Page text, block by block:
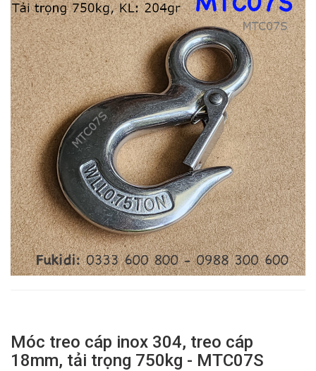
Móc treo cáp inox 304, treo cáp
18mm, tải trọng 750kg - MTC07S